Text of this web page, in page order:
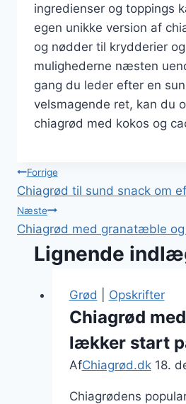
ingredienser og toppings
egen unikke version af
og nødder til krydderier
mulighederne næsten
gang du leder efter en
velsmagende ret, kan du
chiagrød med kokos og
Indlægsnavigation
Forrige
Chiagrød til sund snack om
Næste
Chiagrød med granatæble
Lignende
Grød Opskrifter
Chiagrød
lækker start
AfChiagrød.dk 18.
Chiagrødens